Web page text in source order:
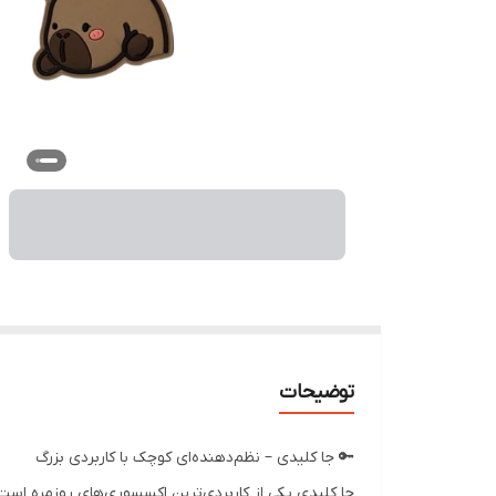
توضیحات
🔑 جا کلیدی – نظم‌دهنده‌ای کوچک با کاربردی بزرگ